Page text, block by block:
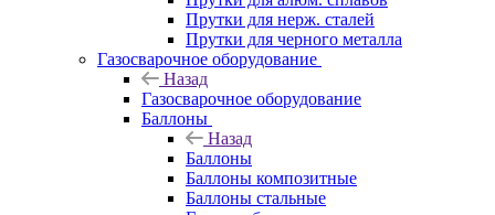
Прутки для нерж. сталей
Прутки для черного металла
Газосварочное оборудование
Назад
Газосварочное оборудование
Баллоны
Назад
Баллоны
Баллоны композитные
Баллоны стальные